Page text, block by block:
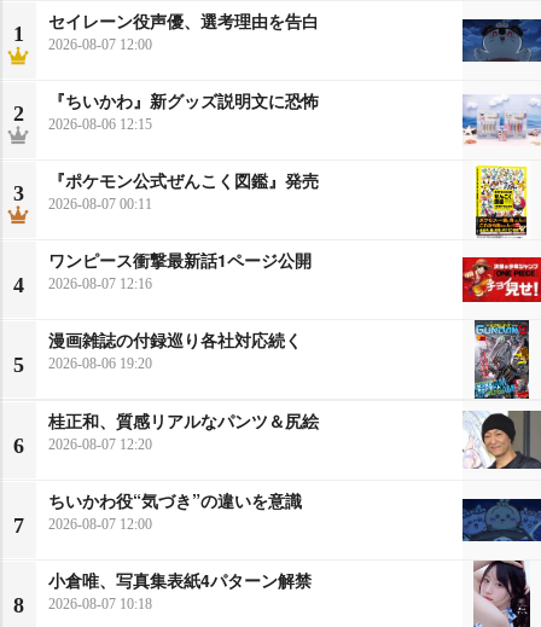
1
セイレーン役声優、選考理由を告白
2026-08-07 12:00
2
『ちいかわ』新グッズ説明文に恐怖
2026-08-06 12:15
3
『ポケモン公式ぜんこく図鑑』発売
2026-08-07 00:11
4
ワンピース衝撃最新話1ページ公開
2026-08-07 12:16
5
漫画雑誌の付録巡り各社対応続く
2026-08-06 19:20
6
桂正和、質感リアルなパンツ＆尻絵
2026-08-07 12:20
7
ちいかわ役“気づき”の違いを意識
2026-08-07 12:00
8
小倉唯、写真集表紙4パターン解禁
2026-08-07 10:18